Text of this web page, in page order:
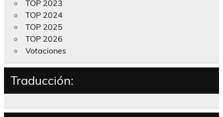
TOP 2023
TOP 2024
TOP 2025
TOP 2026
Votaciones
Traducción: